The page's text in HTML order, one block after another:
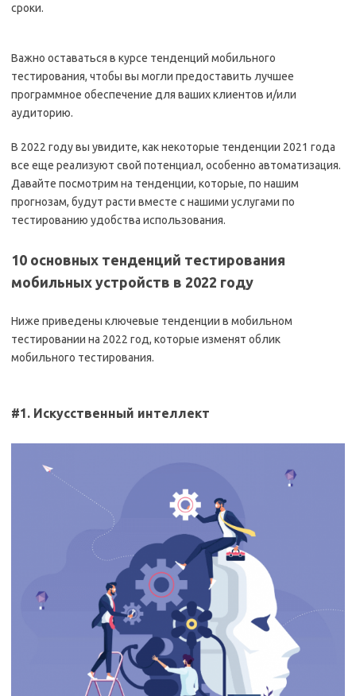
сроки.
Важно оставаться в курсе тенденций мобильного
тестирования, чтобы вы могли предоставить лучшее
программное обеспечение для ваших клиентов и/или
аудиторию.
В 2022 году вы увидите, как некоторые тенденции 2021 года
все еще реализуют свой потенциал, особенно автоматизация.
Давайте посмотрим на тенденции, которые, по нашим
прогнозам, будут расти вместе с нашими услугами по
тестированию удобства использования.
10 основных тенденций тестирования
мобильных устройств в 2022 году
Ниже приведены ключевые тенденции в мобильном
тестировании на 2022 год, которые изменят облик
мобильного тестирования.
#1. Искусственный интеллект